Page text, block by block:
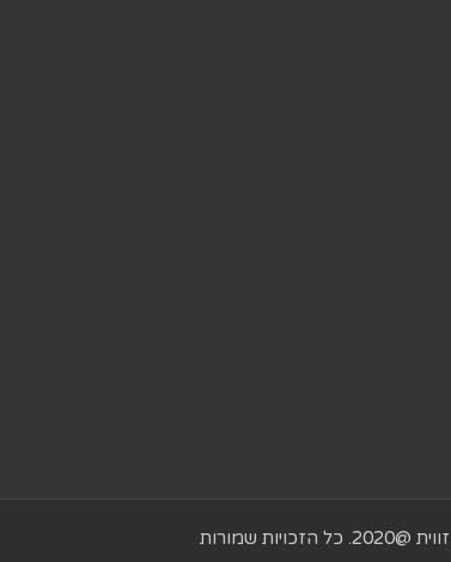
@2020. כל הזכויות שמורות